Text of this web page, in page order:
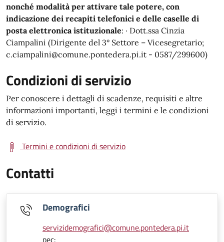
nonché modalità per attivare tale potere, con
indicazione dei recapiti telefonici e delle caselle di
posta elettronica istituzionale: · Dott.ssa Cinzia
Ciampalini (Dirigente del 3° Settore – Vicesegretario;
c.ciampalini@comune.pontedera.pi.it - 0587/299600)
Condizioni di servizio
Per conoscere i dettagli di scadenze, requisiti e altre
informazioni importanti, leggi i termini e le condizioni
di servizio.
Termini e condizioni di servizio
Contatti
Demografici
servizidemografici@comune.pontedera.pi.it
pec: